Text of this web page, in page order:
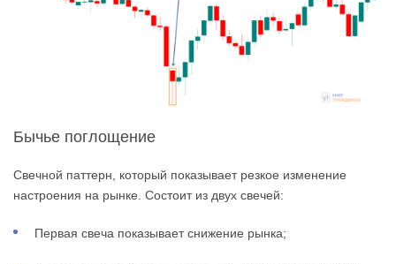
Бычье поглощение
Свечной паттерн, который показывает резкое изменение
настроения на рынке. Состоит из двух свечей:
Первая свеча показывает снижение рынка;